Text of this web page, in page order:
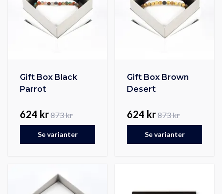
Gift Box Black
Parrot
624 kr873 kr
Se varianter
Gift Box Brown
Desert
624 kr873 kr
Se varianter